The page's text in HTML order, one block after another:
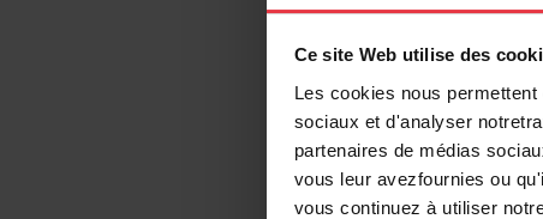
Ce site Web utilise des
Les cookies nous
sociaux et d'analyser
partenaires de médias
vous leur avezfournies ou
vous continuez à utiliser
Etiquette
Fiche CE